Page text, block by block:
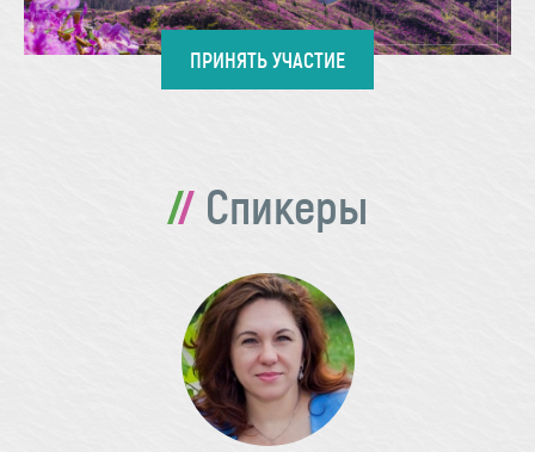
ПРИНЯТЬ УЧАСТИЕ
Спикеры